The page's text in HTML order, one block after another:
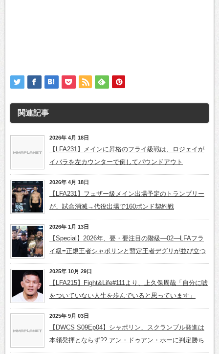
関連記事
2026年 4月 18日
【LFA231】メインに昇格のフライ級戦は、ロジェイが
イバラを左カウンターで倒してパウンドアウト
2026年 4月 18日
【LFA231】フェザー級メイン出場予定のトランブリー
が、試合消滅→代役出場で160ポンド契約戦
2026年 1月 13日
【Special】2026年、要・要注目の階級―02―LFAフラ
イ級=正規王者シャポリンと暫定王者デグリが並び立つ
2025年 10月 29日
【LFA215】Fight&Life#111より、上久保周哉「自分に嘘
をついていない人生を歩んでいると思っています」
2025年 9月 03日
【DWCS S09Ep04】シャポリン、スクランブル発進は
本領発揮とならず?? アン・ドゥアン・ホーに判定勝ち